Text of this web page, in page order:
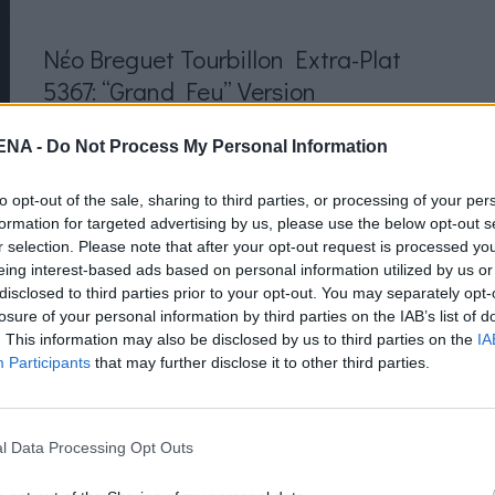
- Do Not Process My Personal Information
opt-out of the sale, sharing to third parties, or processing of your
for targeted advertising by us, please use the below opt-out
selection. Please note that after your opt-out request is processed
interest-based ads based on personal information utilized by us
to third parties prior to your opt-out. You may separately
of your personal information by third parties on the IAB’s list of
This information may also be disclosed by us to third parties on the
Participants that may further disclose it to other third parties.
Data Processing Opt Outs
Νέο Breguet Tourbillon Extra-Plat
5367: “Grand Feu” Version
version. H Breguet παρουσιάζει το πρώτο,
νέο μοντέλο της συλλογής του 2018 και
δεν είναι άλλο απ’ το Classique
Tourbillon…
Read More